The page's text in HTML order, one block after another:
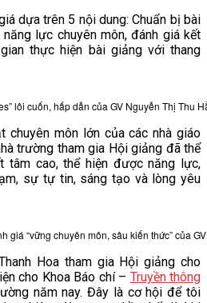
dựa trên 5 nội dung: Chuẩn bị bài
lực chuyên môn, đánh giá kết
thực hiện bài giảng với thang
lôi cuốn, hấp dẫn của GV Nguyễn Thị Thu
chuyên môn lớn của các nhà giáo
trường tham gia Hội giảng đã thể
tâm cao, thể hiện được năng lực,
sự tự tin, sáng tạo và lòng yêu
giá “vững chuyên môn, sâu kiến thức” của
Hoa tham gia Hội giảng cho
cho Khoa Báo chí – Truyền thông
năm nay. Đây là cơ hội để tôi